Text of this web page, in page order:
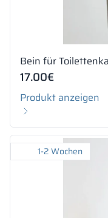
Bein für
17.00€
Produkt anzeigen
1-2 Wochen